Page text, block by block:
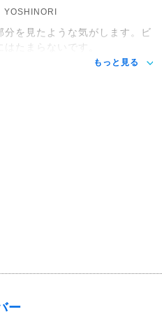
YOSHINORI
分を見たような気がします。ビ
たまらないです。
もっと見る
ー